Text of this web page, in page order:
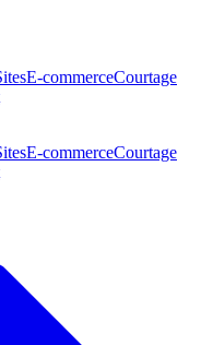
E-commerceCourtage
E-commerceCourtage